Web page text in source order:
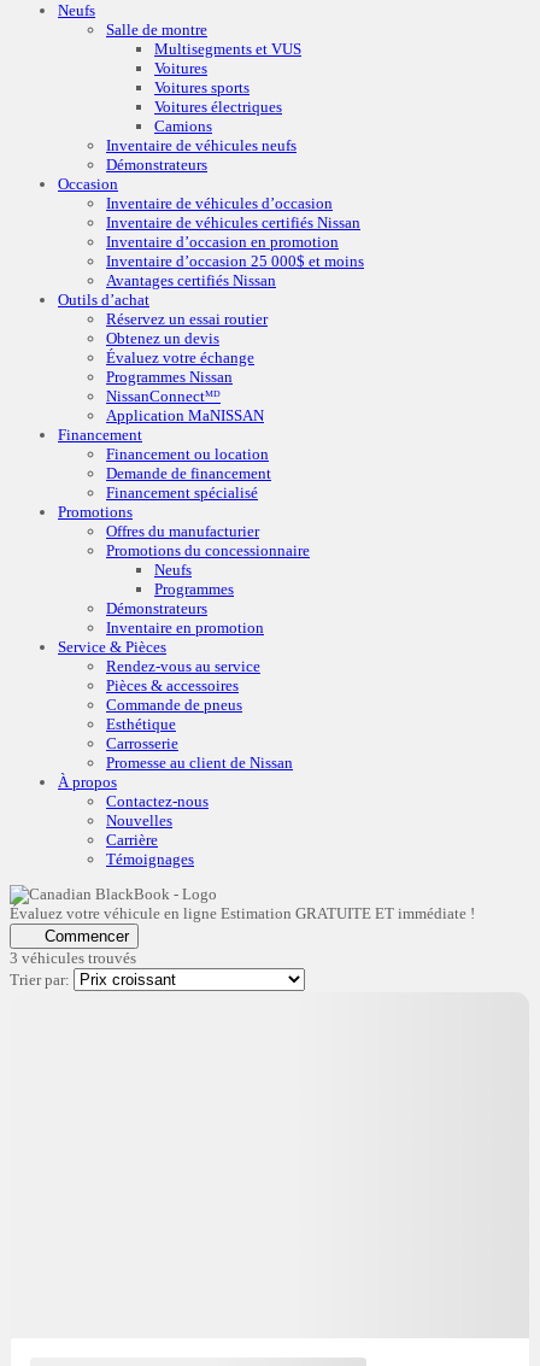
Neufs
Salle de montre
Multisegments et VUS
Voitures
Voitures sports
Voitures électriques
Camions
Inventaire de véhicules neufs
Démonstrateurs
Occasion
Inventaire de véhicules d’occasion
Inventaire de véhicules certifiés Nissan
Inventaire d’occasion en promotion
Inventaire d’occasion 25 000$ et moins
Avantages certifiés Nissan
Outils d’achat
Réservez un essai routier
Obtenez un devis
Évaluez votre échange
Programmes Nissan
NissanConnectᴹᴰ
Application MaNISSAN
Financement
Financement ou location
Demande de financement
Financement spécialisé
Promotions
Offres du manufacturier
Promotions du concessionnaire
Neufs
Programmes
Démonstrateurs
Inventaire en promotion
Service & Pièces
Rendez-vous au service
Pièces & accessoires
Commande de pneus
Esthétique
Carrosserie
Promesse au client de Nissan
À propos
Contactez-nous
Nouvelles
Carrière
Témoignages
Évaluez votre véhicule en ligne Estimation GRATUITE ET immédiate !
Commencer
3 véhicules trouvés
Trier par: